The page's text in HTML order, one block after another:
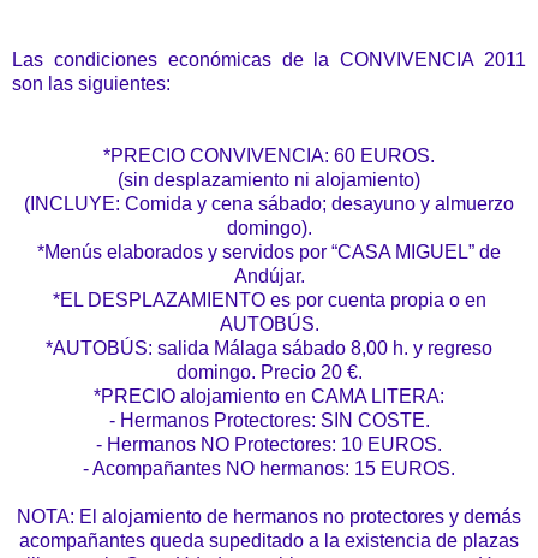
Las condiciones económicas de la CONVIVENCIA 2011
son las siguientes:
*PRECIO CONVIVENCIA: 60 EUROS.
(sin desplazamiento ni alojamiento)
(INCLUYE: Comida y cena sábado; desayuno y almuerzo
domingo).
*Menús elaborados y servidos por “CASA MIGUEL” de
Andújar.
*EL DESPLAZAMIENTO es por cuenta propia o en
AUTOBÚS.
*AUTOBÚS: salida Málaga sábado 8,00 h. y regreso
domingo. Precio 20 €.
*PRECIO alojamiento en CAMA LITERA:
- Hermanos Protectores: SIN COSTE.
- Hermanos NO Protectores: 10 EUROS.
- Acompañantes NO hermanos: 15 EUROS.
NOTA: El alojamiento de hermanos no protectores y demás
acompañantes queda supeditado a la existencia de plazas